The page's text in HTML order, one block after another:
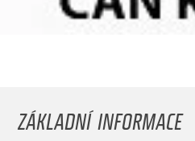
ZÁKLADNÍ INFORMACE